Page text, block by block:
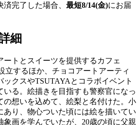
完了した場合、 最短8/14(金)にお届
細
ートとスイーツを提供するカフェ
設立するほか、チョコアートアーティ
ックスやTSUTAYAとコラボイベント
いる。絵描きを目指すも警察官になっ
の想いを込めて、絵梨と名付けた。小
あり、物心ついた頃には絵を描いてい
象画を学んでいたが、20歳の頃に父親